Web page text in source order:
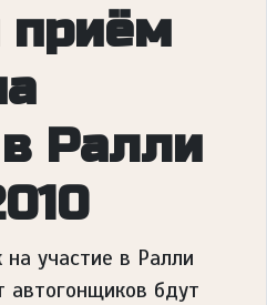
приём
Ралли
участие в Ралли
автогонщиков бдут